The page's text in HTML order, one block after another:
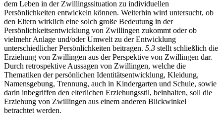
dem Leben in der Zwillingssituation zu individuellen
Persönlichkeiten entwickeln können. Weiterhin wird untersucht, ob
den Eltern wirklich eine solch große Bedeutung in der
Persönlichkeitsentwicklung von Zwillingen zukommt oder ob
vielmehr Anlage und/oder Umwelt zu der Entwicklung
unterschiedlicher Persönlichkeiten beitragen. 5.3 stellt schließlich die
Erziehung von Zwillingen aus der Perspektive von Zwillingen dar.
Durch retrospektive Aussagen von Zwillingen, welche die
Thematiken der persönlichen Identitätsentwicklung, Kleidung,
Namensgebung, Trennung, auch in Kindergarten und Schule, sowie
darin inbegriffen den elterlichen Erziehungsstil, beinhalten, soll die
Erziehung von Zwillingen aus einem anderen Blickwinkel
betrachtet werden.